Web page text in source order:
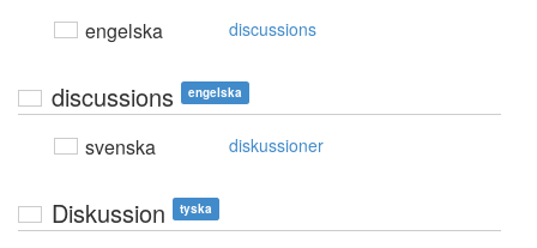
engelska discussions
discussions engelska
svenska diskussioner
Diskussion tyska